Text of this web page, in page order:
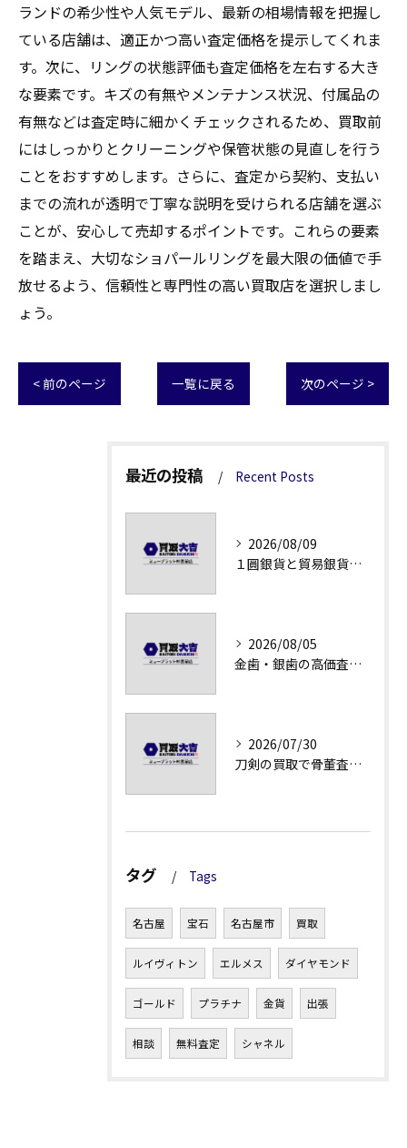
ランドの希少性や人気モデル、最新の相場情報を把握し
ている店舗は、適正かつ高い査定価格を提示してくれま
す。次に、リングの状態評価も査定価格を左右する大き
な要素です。キズの有無やメンテナンス状況、付属品の
有無などは査定時に細かくチェックされるため、買取前
にはしっかりとクリーニングや保管状態の見直しを行う
ことをおすすめします。さらに、査定から契約、支払い
までの流れが透明で丁寧な説明を受けられる店舗を選ぶ
ことが、安心して売却するポイントです。これらの要素
を踏まえ、大切なショパールリングを最大限の価値で手
放せるよう、信頼性と専門性の高い買取店を選択しまし
ょう。
< 前のページ 一覧に戻る 次のページ >
最近の投稿 Recent Posts
2026/08/09
１圓銀貨と貿易銀貨の買取価格解説
2026/08/05
金歯・銀歯の高価査定法徹底解説
2026/07/30
刀剣の買取で骨董査定の注意点
タグ Tags
名古屋 宝石 名古屋市 買取
ルイヴィトン エルメス ダイヤモンド
ゴールド プラチナ 金貨 出張
相談 無料査定 シャネル